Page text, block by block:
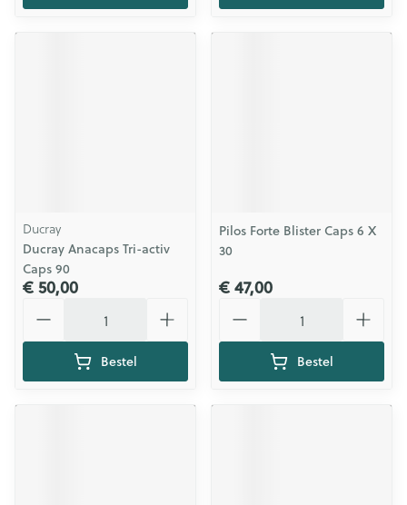
Ducray
Ducray Anacaps Tri-activ
Caps 90
€ 50,00
Bestel
Pilos Forte Blister Caps 6 X
30
€ 47,00
Bestel